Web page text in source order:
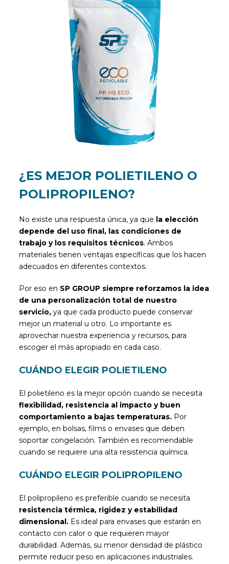
¿ES MEJOR POLIETILENO O
POLIPROPILENO?
No existe una respuesta única, ya que la elección
depende del uso final, las condiciones de
trabajo y los requisitos técnicos. Ambos
materiales tienen ventajas específicas que los hacen
adecuados en diferentes contextos.
Por eso en SP GROUP siempre reforzamos la idea
de una personalización total de nuestro
servicio,ya que cada producto puede conservar
mejor un material u otro. Lo importante es
aprovechar nuestra experiencia y recursos, para
escoger el más apropiado en cada caso.
CUÁNDO ELEGIR POLIETILENO
El polietileno es la mejor opción cuando se necesita
flexibilidad, resistencia al impacto y buen
comportamiento a bajas temperaturas. Por
ejemplo, en bolsas, films o envases que deben
soportar congelación. También es recomendable
cuando se requiere una alta resistencia química.
CUÁNDO ELEGIR POLIPROPILENO
El polipropileno es preferible cuando se necesita
resistencia térmica, rigidez y estabilidad
dimensional. Es ideal para envases que estarán en
contacto con calor o que requieren mayor
durabilidad. Además, su menor densidad de plástico
permite reducir peso en aplicaciones industriales.